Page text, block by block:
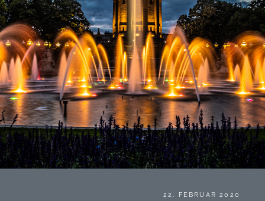
POSTED
22. FEBRUAR 2020